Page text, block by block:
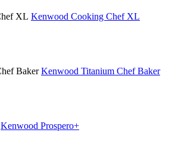
Kenwood Cooking Chef XL
Kenwood Titanium Chef Baker
Kenwood Prospero+